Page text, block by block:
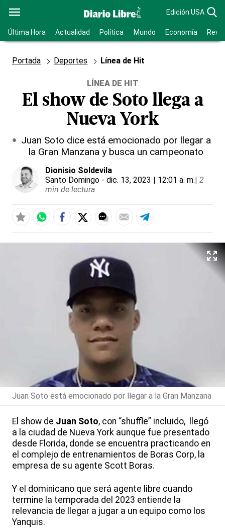
Edición USA
Última Hora Actualidad Política Mundo Economía
Portada Deportes Línea de Hit
LÍNEA DE HIT
El show de Soto llega a
Nueva York
Juan Soto dice está emocionado por llegar a
la Gran Manzana y busca un campeonato
Dionisio Soldevila
Santo Domingo - dic. 13, 2023 | 12:01 a. m.| 2
min de lectura
Juan Soto está emocionado por llegar a la Gran Manzana
El show de Juan Soto, con “shuffle” incluido, llegó
a la ciudad de Nueva York aunque fue presentado
desde Florida, donde se encuentra practicando en
el complejo de entrenamientos de Boras Corp, la
empresa de su agente Scott Boras.
Y el dominicano que será agente libre cuando
termine la temporada del 2023 entiende la
relevancia de llegar a jugar a un equipo como los
Yanquis.